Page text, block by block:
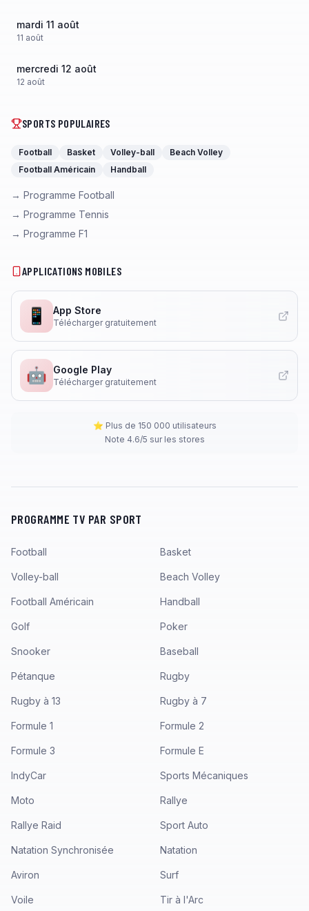
mardi 11 août
11 août
mercredi 12 août
12 août
SPORTS POPULAIRES
Football Basket Volley-ball
Beach Volley
Football Américain
Handball
→ Programme Football
→ Programme Tennis
→ Programme F1
APPLICATIONS MOBILES
📱 App Store
Télécharger gratuitement
🤖 Google Play
Télécharger gratuitement
⭐ Plus de 150 000 utilisateurs
Note 4.6/5 sur les stores
PROGRAMME TV PAR SPORT
Football Basket
Volley-ball Beach Volley
Football Américain Handball
Golf Poker
Snooker Baseball
Pétanque Rugby
Rugby à 13 Rugby à 7
Formule 1 Formule 2
Formule 3 Formule E
IndyCar Sports Mécaniques
Moto Rallye
Rallye Raid Sport Auto
Natation Synchronisée Natation
Aviron Surf
Voile Tir à l'Arc